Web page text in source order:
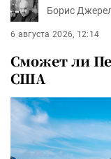
Борис
6 августа 2026, 12:14
Сможет ли
США